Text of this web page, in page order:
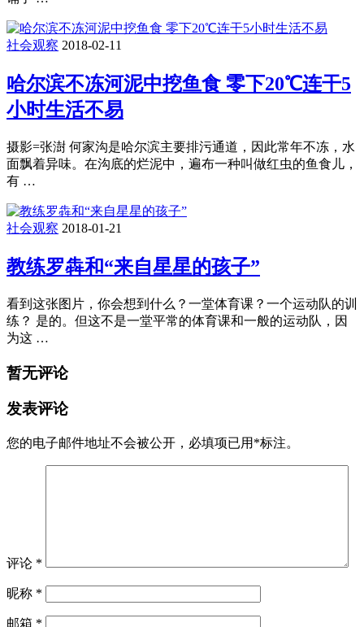
社会观察 2018-02-11
哈尔滨不冻河泥中挖鱼食 零下20℃连干5
小时生活不易
摄影=张澍 何家沟是哈尔滨主要排污通道，因此常年不冻，水
面飘着异味。在沟底的烂泥中，遍布一种叫做红虫的鱼食儿，
有 …
社会观察 2018-01-21
教练罗犇和“来自星星的孩子”
看到这张图片，你会想到什么？一堂体育课？一个运动队的训
练？ 是的。但这不是一堂平常的体育课和一般的运动队，因
为这 …
暂无评论
发表评论
您的电子邮件地址不会被公开， 必填项已用 *标注。
评论 *
昵称 *
邮箱 *